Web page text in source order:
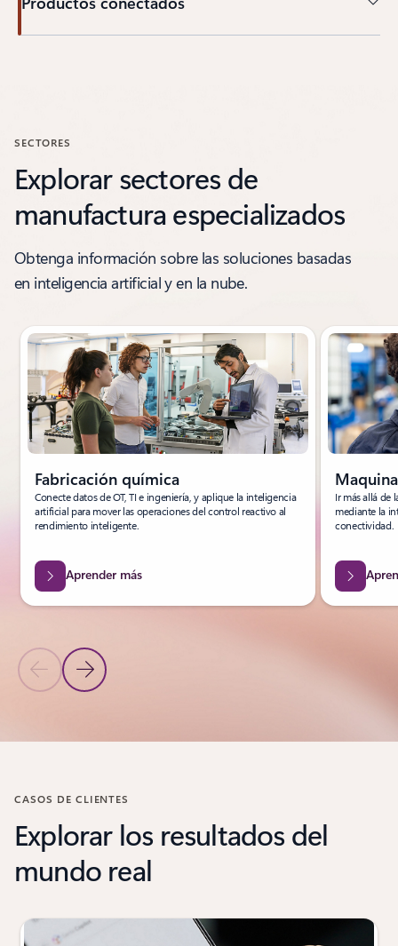
SECTORES
Explorar sectores de
manufactura especializados
Obtenga información sobre las soluciones basadas
en inteligencia artificial y en la nube.
Mostrando 1 de diapositiva de 6
Diapositiva anterior
Diapositiva siguiente
Fabricación química
Conecte datos de OT, TI e ingeniería, y aplique la inteligencia
artificial para mover las operaciones del control reactivo al
rendimiento inteligente.
Aprender más
Ir más allá de
mediante la
conectividad.
Volver al carrusel de sectores
CASOS DE CLIENTES
Explorar los resultados del
mundo real